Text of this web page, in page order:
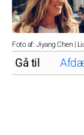
Foto af: Jiyang Chen |
Gå til